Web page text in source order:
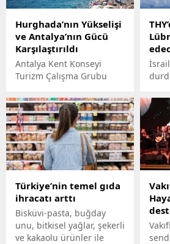
Hurghada’nın Yükselişi
ve Antalya’nın Gücü
Karşılaştırıldı
Antalya Kent Konseyi
Turizm Çalışma Grubu
yıllarda kitle turizminde
öne çıkmaya başlayan
Mısır'ın Hurghada şehri
ile Antalya rekabetini
değerlendirdi. İki şehir
arasındaki temel farkın
'kalite' olduğuna dikkati
çeken Yavuz, Antalya,
oturmuş bir turizm
imparatorluğu dedi.
ve
iade
Türkiye’nin temel gıda
ihracatı arttı
Bisküvi-pasta, buğday
unu, bitkisel yağlar, şekerli
ve kakaolu ürünler ile